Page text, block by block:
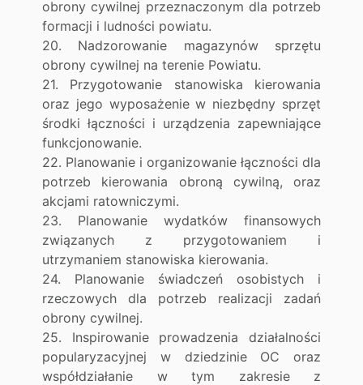
obrony cywilnej przeznaczonym dla potrzeb
formacji i ludności powiatu.
20. Nadzorowanie magazynów sprzętu
obrony cywilnej na terenie Powiatu.
21. Przygotowanie stanowiska kierowania
oraz jego wyposażenie w niezbędny sprzęt
środki łączności i urządzenia zapewniające
funkcjonowanie.
22. Planowanie i organizowanie łączności dla
potrzeb kierowania obroną cywilną, oraz
akcjami ratowniczymi.
23. Planowanie wydatków finansowych
związanych z przygotowaniem i
utrzymaniem stanowiska kierowania.
24. Planowanie świadczeń osobistych i
rzeczowych dla potrzeb realizacji zadań
obrony cywilnej.
25. Inspirowanie prowadzenia działalności
popularyzacyjnej w dziedzinie OC oraz
współdziałanie w tym zakresie z